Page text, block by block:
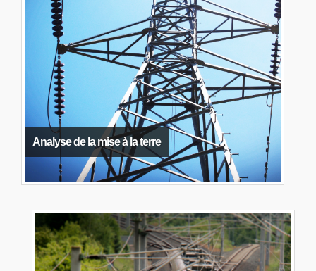
Analyse de la mise à la terre